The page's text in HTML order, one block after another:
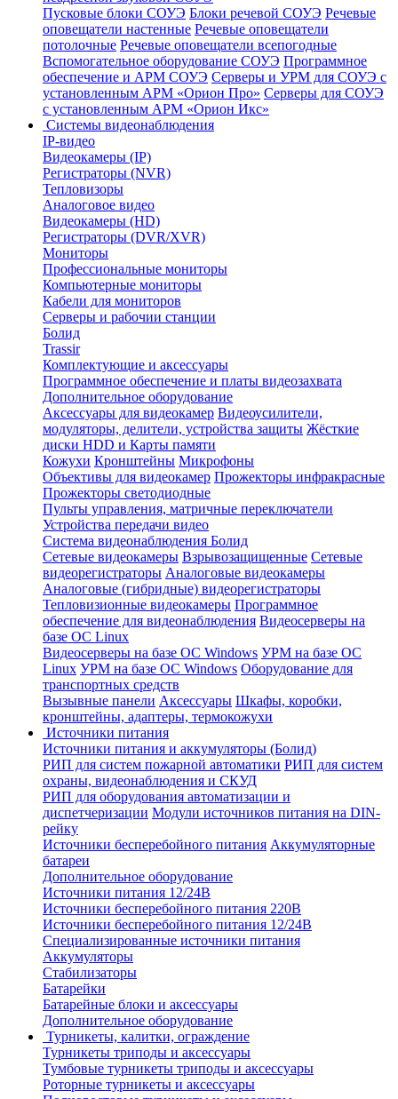
Пусковые блоки СОУЭ Блоки речевой СОУЭ Речевые
оповещатели настенные Речевые оповещатели
потолочные Речевые оповещатели всепогодные
Вспомогательное оборудование СОУЭ Программное
обеспечение и АРМ СОУЭ Серверы и УРМ для СОУЭ с
установленным АРМ «Орион Про» Серверы для СОУЭ
с установленным АРМ «Орион Икс»
Системы видеонаблюдения
IP-видео
Видеокамеры (IP)
Регистраторы (NVR)
Тепловизоры
Аналоговое видео
Видеокамеры (HD)
Регистраторы (DVR/XVR)
Мониторы
Профессиональные мониторы
Компьютерные мониторы
Кабели для мониторов
Серверы и рабочии станции
Болид
Trassir
Комплектующие и аксессуары
Программное обеспечение и платы видеозахвата
Дополнительное оборудование
Аксессуары для видеокамер Видеоусилители,
модуляторы, делители, устройства защиты Жёсткие
диски HDD и Карты памяти
Кожухи Кронштейны Микрофоны
Объективы для видеокамер Прожекторы инфракрасные
Прожекторы светодиодные
Пульты управления, матричные переключатели
Устройства передачи видео
Система видеонаблюдения Болид
Сетевые видеокамеры Взрывозащищенные Сетевые
видеорегистраторы Аналоговые видеокамеры
Аналоговые (гибридные) видеорегистраторы
Тепловизионные видеокамеры Программное
обеспечение для видеонаблюдения Видеосерверы на
базе ОС Linux
Видеосерверы на базе ОС Windows УРМ на базе ОС
Linux УРМ на базе ОС Windows Оборудование для
транспортных средств
Вызывные панели Аксессуары Шкафы, коробки,
кронштейны, адаптеры, термокожухи
Источники питания
Источники питания и аккумуляторы (Болид)
РИП для систем пожарной автоматики РИП для систем
охраны, видеонаблюдения и СКУД
РИП для оборудования автоматизации и
диспетчеризации Модули источников питания на DIN-
рейку
Источники бесперебойного питания Аккумуляторные
батареи
Дополнительное оборудование
Источники питания 12/24В
Источники бесперебойного питания 220В
Источники бесперебойного питания 12/24В
Специализированные источники питания
Аккумуляторы
Стабилизаторы
Батарейки
Батарейные блоки и аксессуары
Дополнительное оборудование
Турникеты, калитки, ограждение
Турникеты триподы и аксессуары
Тумбовые турникеты триподы и аксессуары
Роторные турникеты и аксессуары